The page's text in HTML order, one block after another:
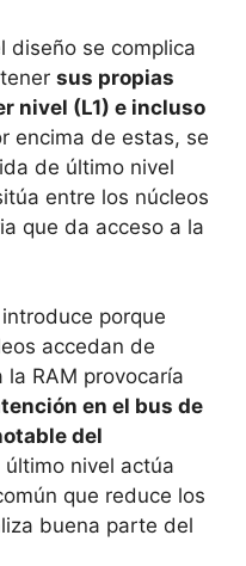
diseño se complica
sus propias
nivel (L1) e incluso
encima de estas, se
de último nivel
entre los núcleos
que da acceso a la
porque
accedan de
RAM provocaría
en el bus de
del
nivel actúa
que reduce los
buena parte del